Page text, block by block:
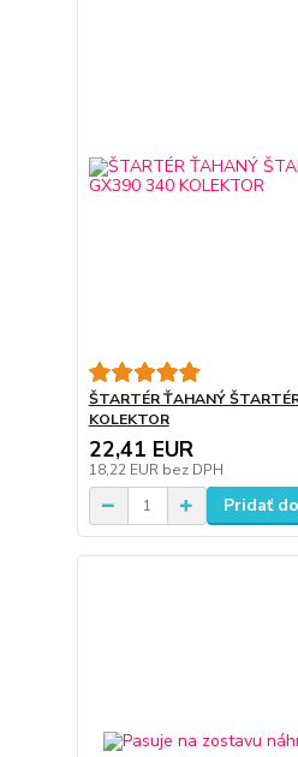
ŠTARTÉR ŤAHANÝ
KOLEKTOR
22,41 EUR
18,22 EUR bez DPH
Pridať